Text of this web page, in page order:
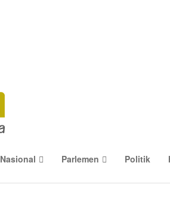
Nasional Parlemen Politik